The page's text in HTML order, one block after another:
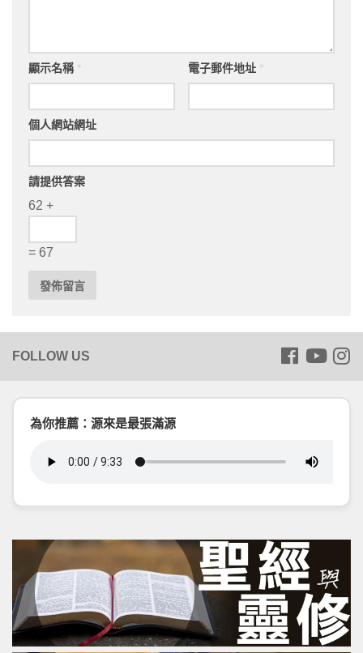
顯示名稱 電子郵件地址
個人網站網址
請提供答案
62 +
= 67
為你推薦：源來是最張滿源